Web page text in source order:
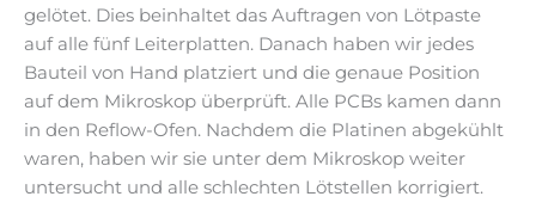
gelötet. Dies beinhaltet das Auftragen von Lötpaste
auf alle fünf Leiterplatten. Danach haben wir jedes
Bauteil von Hand platziert und die genaue Position
auf dem Mikroskop überprüft. Alle PCBs kamen dann
in den Reflow-Ofen. Nachdem die Platinen abgekühlt
waren, haben wir sie unter dem Mikroskop weiter
untersucht und alle schlechten Lötstellen korrigiert.